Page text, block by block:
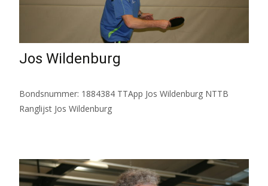
Jos Wildenburg
Bondsnummer: 1884384 TTApp Jos Wildenburg NTTB
Ranglijst Jos Wildenburg